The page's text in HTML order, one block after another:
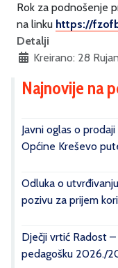
Rok za podnošenje
na linku https://
Detalji
Kreirano: 28
Najnovije na
Javni oglas o
Općine Kreševo
Odluka o
pozivu za prijem
Dječji vrtić Radost
pedagošku 2026./